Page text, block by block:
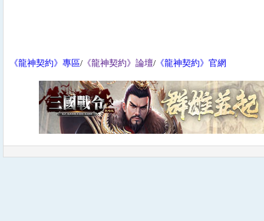
《龍神契約》專區/ 《龍神契約》論壇/ 《龍神契約》官網